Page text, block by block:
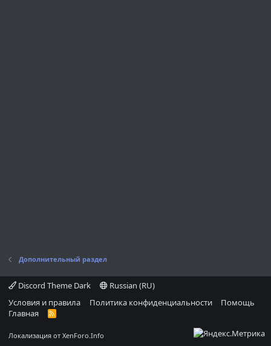
Дополнительный раздел
Discord Theme Dark
Russian (RU)
Условия и правила
Политика конфиденциальности
Помощь
Главная
R
Локализация от XenForo.Info